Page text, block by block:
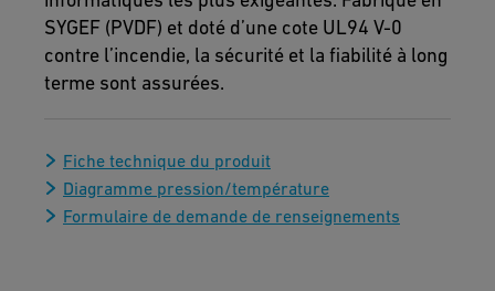
SYGEF (PVDF) et doté d’une cote UL94 V-0
contre l’incendie, la sécurité et la fiabilité à long
terme sont assurées.
Fiche technique du produit
Diagramme pression/température
Formulaire de demande de renseignements